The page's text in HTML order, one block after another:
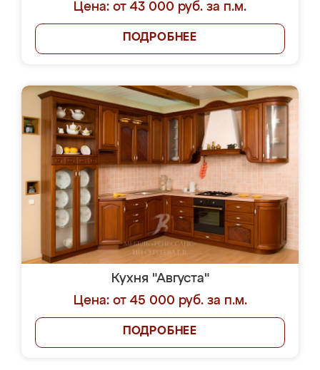
Цена: от 43 000 руб. за п.м.
ПОДРОБНЕЕ
Кухня "Августа"
Цена: от 45 000 руб. за п.м.
ПОДРОБНЕЕ